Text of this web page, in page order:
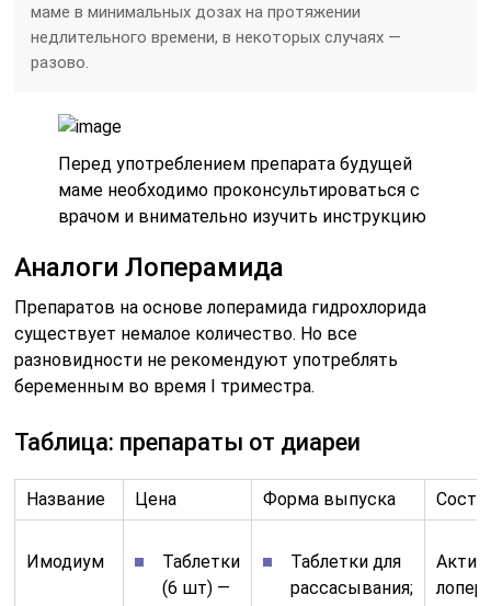
маме в минимальных дозах на протяжении
недлительного времени, в некоторых случаях —
разово.
Перед употреблением препарата будущей
маме необходимо проконсультироваться с
врачом и внимательно изучить инструкцию
Аналоги Лоперамида
Препаратов на основе лоперамида гидрохлорида
существует немалое количество. Но все
разновидности не рекомендуют употреблять
беременным во время I триместра.
Таблица: препараты от диареи
Название Цена Форма выпуска
Имодиум
Таблетки
(6 шт) —
Таблетки для
рассасывания;